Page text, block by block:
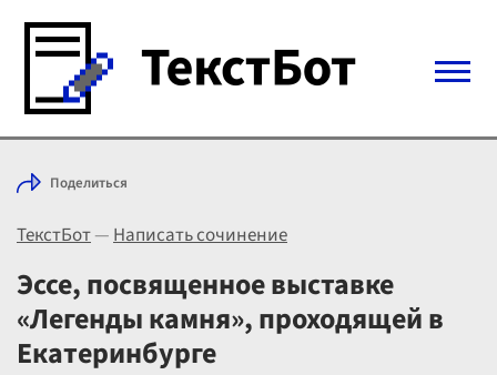
Войти с Telegram
Выбрать режим
Цены
Поделиться
ТекстБот—Написать сочинение
Эссе, посвященное выставке
«Легенды камня», проходящей в
Екатеринбурге